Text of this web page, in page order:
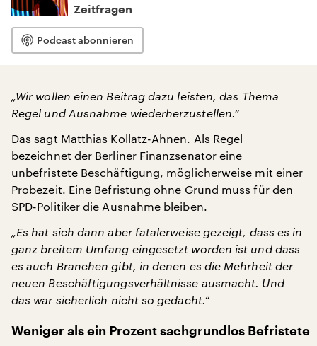
Zeitfragen
Podcast abonnieren
„Wir wollen einen Beitrag dazu leisten, das Thema
Regel und Ausnahme wiederherzustellen.“
Das sagt Matthias Kollatz-Ahnen. Als Regel
bezeichnet der Berliner Finanzsenator eine
unbefristete Beschäftigung, möglicherweise mit einer
Probezeit. Eine Befristung ohne Grund muss für den
SPD-Politiker die Ausnahme bleiben.
„Es hat sich dann aber fatalerweise gezeigt, dass es in
ganz breitem Umfang eingesetzt worden ist und dass
es auch Branchen gibt, in denen es die Mehrheit der
neuen Beschäftigungsverhältnisse ausmacht. Und
das war sicherlich nicht so gedacht.“
Weniger als ein Prozent sachgrundlos Befristete